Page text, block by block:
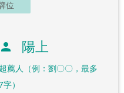
位
person 陽上
超薦人（例：劉〇〇，最多
字）